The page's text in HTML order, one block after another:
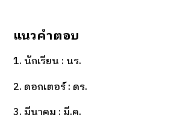
แนวคำตอบ
1. นักเรียน : นร.
2. ดอกเตอร์ : ดร.
3. มีนาคม : มี.ค.